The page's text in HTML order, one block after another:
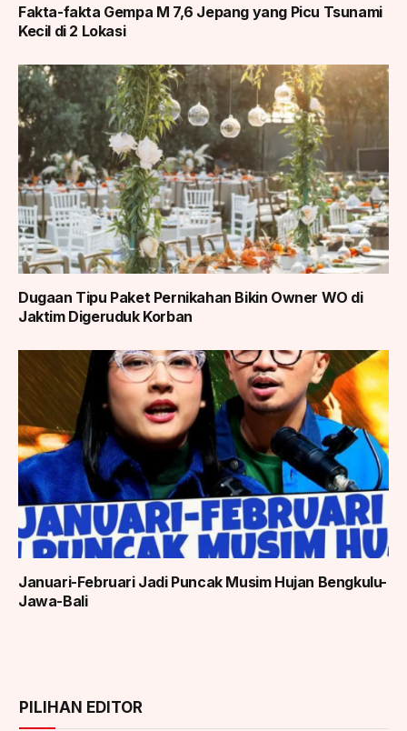
Fakta-fakta Gempa M 7,6 Jepang yang Picu Tsunami
Kecil di 2 Lokasi
Dugaan Tipu Paket Pernikahan Bikin Owner WO di
Jaktim Digeruduk Korban
Januari-Februari Jadi Puncak Musim Hujan Bengkulu-
Jawa-Bali
PILIHAN EDITOR